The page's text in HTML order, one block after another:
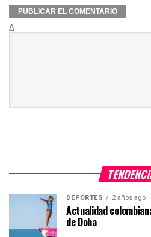
Δ
DEPORTES 2 años ago
Actualidad
de Doha